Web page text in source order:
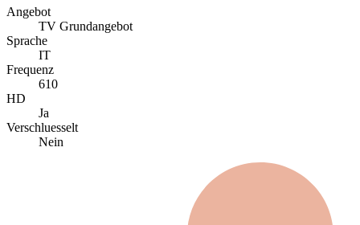
Angebot
TV Grundangebot
Sprache
IT
Frequenz
610
HD
Ja
Verschluesselt
Nein